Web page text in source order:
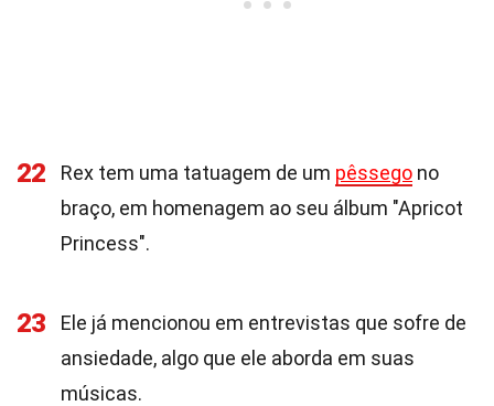
22 Rex tem uma tatuagem de um pêssego no
braço, em homenagem ao seu álbum "Apricot
Princess".
23
Ele já mencionou em entrevistas que sofre de
ansiedade, algo que ele aborda em suas
músicas.